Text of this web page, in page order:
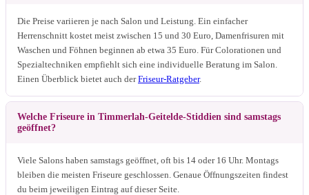
Die Preise variieren je nach Salon und Leistung. Ein einfacher
Herrenschnitt kostet meist zwischen 15 und 30 Euro, Damenfrisuren mit
Waschen und Föhnen beginnen ab etwa 35 Euro. Für Colorationen und
Spezialtechniken empfiehlt sich eine individuelle Beratung im Salon.
Einen Überblick bietet auch derFriseur-Ratgeber.
Welche Friseure in Timmerlah-Geitelde-Stiddien sind samstags
geöffnet?
Viele Salons haben samstags geöffnet, oft bis 14 oder 16 Uhr. Montags
bleiben die meisten Friseure geschlossen. Genaue Öffnungszeiten findest
du beim jeweiligen Eintrag auf dieser Seite.